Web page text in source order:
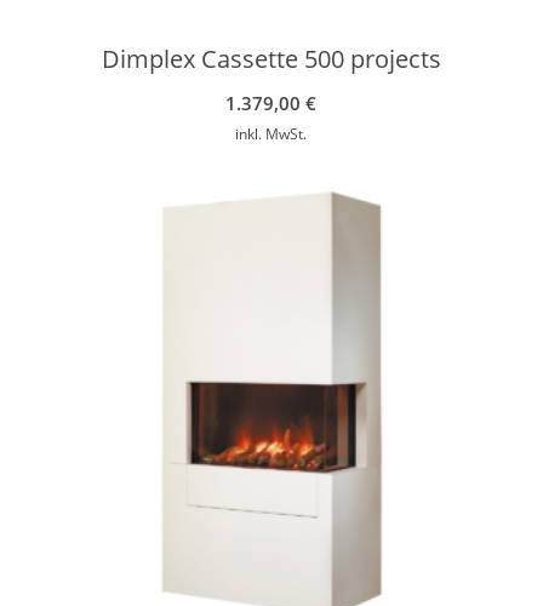
Dimplex Cassette 500 projects
1.379,00€
inkl. MwSt.